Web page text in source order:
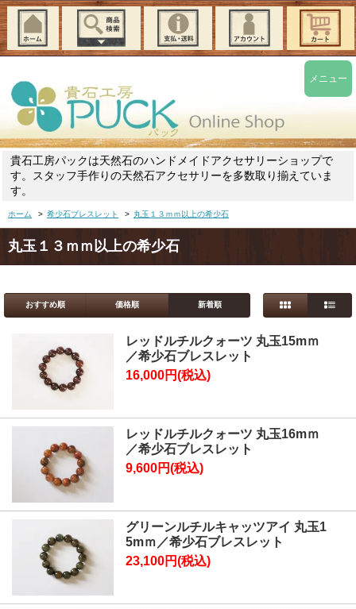
貴石工房パックは天然石のハンドメイドアクセサリーショップで
す。スタッフ手作りの天然石アクセサリーを多数取り揃えていま
す。
ホーム > 希少石ブレスレット > 丸玉１３ｍｍ以上の希少石
丸玉１３ｍｍ以上の希少石
おすすめ順 価格順 新着順
レッドルチルクォーツ 丸玉15mｍ
／希少石ブレスレット
16,000円(税込)
レッドルチルクォーツ 丸玉16mｍ
／希少石ブレスレット
9,600円(税込)
グリーンルチルキャッツアイ 丸玉1
5mｍ／希少石ブレスレット
23,100円(税込)
メニュー